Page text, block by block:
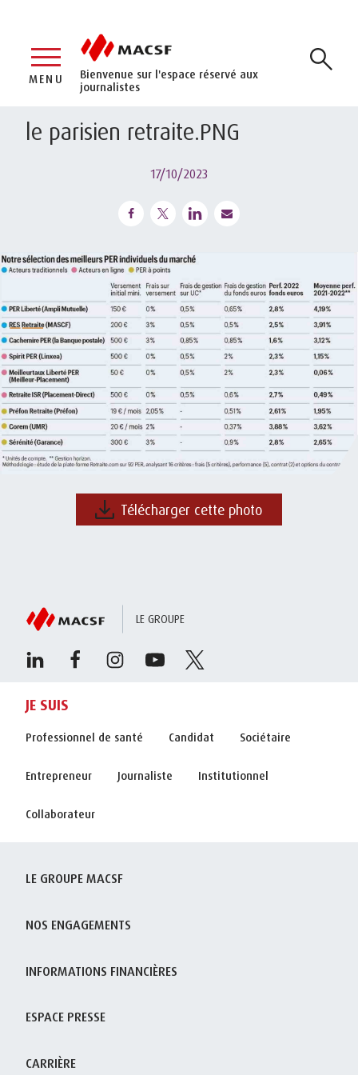
Bienvenue sur l'espace réservé aux
journalistes
MENU
le parisien retraite.PNG
17/10/2023
Télécharger cette photo
LE GROUPE
JE SUIS
Professionnel de santé Candidat Sociétaire
Entrepreneur Journaliste Institutionnel
Collaborateur
LE GROUPE MACSF
NOS ENGAGEMENTS
INFORMATIONS FINANCIÈRES
ESPACE PRESSE
CARRIÈRE